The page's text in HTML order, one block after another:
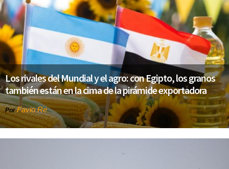
Los rivales del Mundial y el agro: con Egipto, los granos
también están en la cima de la pirámide exportadora
PorFavio Re